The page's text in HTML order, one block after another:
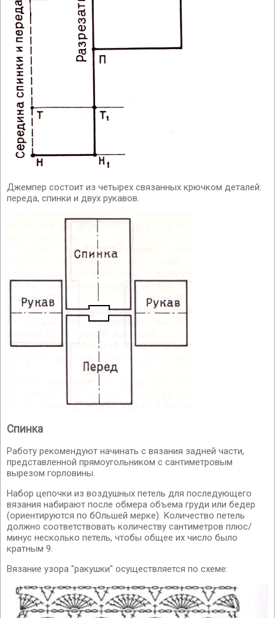
Джемпер состоит из четырех связанных крючком деталей:
переда, спинки и двух рукавов.
Спинка
Работу рекомендуют начинать с вязания задней части,
представленной прямоугольником с сантиметровым
вырезом горловины.
Набор цепочки из воздушных петель для последующего
вязания набирают после обмера объема груди или бедер
(ориентируются по бОльшей мерке). Количество петель
должно соответствовать количеству сантиметров плюс/
минус несколько петель, чтобы общее их число было
кратным 9.
Вязание узора "ракушки" осуществляется по схеме: